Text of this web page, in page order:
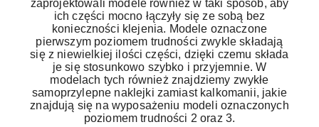
zaprojektowali modele również w taki sposób, aby
ich części mocno łączyły się ze sobą bez
konieczności klejenia. Modele oznaczone
pierwszym poziomem trudności zwykle składają
się z niewielkiej ilości części, dzięki czemu składa
je się stosunkowo szybko i przyjemnie. W
modelach tych również znajdziemy zwykłe
samoprzylepne naklejki zamiast kalkomanii, jakie
znajdują się na wyposażeniu modeli oznaczonych
poziomem trudności 2 oraz 3.